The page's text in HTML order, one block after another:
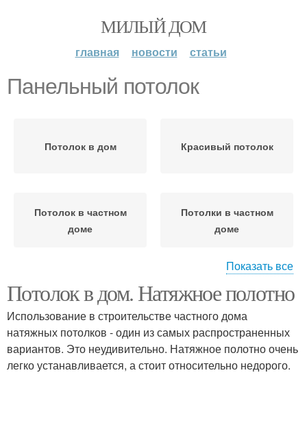
МИЛЫЙ ДОМ
главная новости статьи
Панельный потолок
Потолок в дом Красивый потолок
Потолок в частном
доме
Потолки в частном
доме
Потолок в доме
доме
Подшивной потолок Настильный потолок
Показать все
Потолок в дом. Натяжное полотно
Использование в строительстве частного дома
натяжных потолков - один из самых распространенных
вариантов. Это неудивительно. Натяжное полотно очень
легко устанавливается, а стоит относительно недорого.